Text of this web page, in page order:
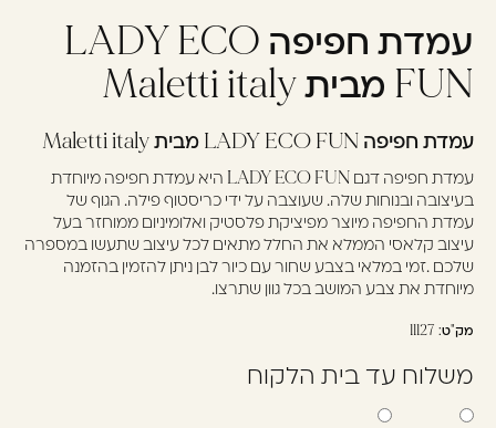
עוד לא נרשמתם? יאללה,
תצטרפו!
להרשמה
עמדת חפיפה LADY ECO
FUN מבית Maletti italy
עמדת חפיפה LADY ECO FUN מבית Maletti italy
עמדת חפיפה דגם LADY ECO FUN היא עמדת חפיפה מיוחדת
בעיצובה ובנוחות שלה. שעוצבה על ידי כריסטוף פילה. הגוף של
עמדת החפיפה מיוצר מפיציקת פלסטיק ואלומיניום ממוחזר בעל
עיצוב קלאסי הממלא את החלל מתאים לכל עיצוב שתעשו במספרה
שלכם .זמי במלאי בצבע שחור עם כיור לבן ניתן להזמין בהזמנה
מיוחדת את צבע המושב בכל גוון שתרצו.
מק"ט: 11127
משלוח עד בית הלקוח